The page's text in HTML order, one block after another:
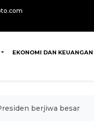
EKONOMI DAN KEUANGAN
berjiwa besar